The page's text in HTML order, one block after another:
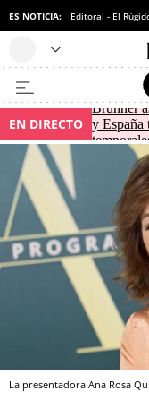
ES NOTICIA: Editoral - El
EN DIRECTO
Brunner
y España
La presentadora Ana Rosa